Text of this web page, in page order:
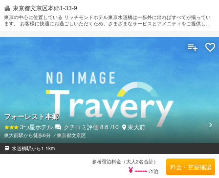
東京都文京区本郷1-33-9
東京の中心に位置している リッチモンドホテル東京水道橋は一歩外に出ればすべてが揃ってい
ます。 お客様に快適にお過ごしいただくため、さまざまなサービスとアメニティをご提供して
います。 全室Wi-Fi無料, 24時間対応フロントデスク, 荷物預かり所, Wi-Fi（共有エリア内）, レ
ストランなどの施設も是非ご利用ください。 ルームタイプによりモーニングコール, エアコン,
暖房, 書斎デスク, 電話などの設備が整った客室をご用意しています。 館内の落ち着いた雰囲気
はマッサージなどの施設でも感じることができます。 リッチモンドホテル東京水道橋はおもて
フォーレスト本郷
3つ星ホテル クチコミ評価 8.6 /10 東大前
東大前駅から徒歩6分 ⁄東京都文京区
水道橋駅から1.1km
参考宿泊料金（大人2名合計）
¥ ----- /1泊
料金・空室確認